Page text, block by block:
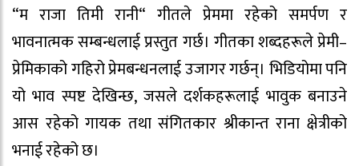
“म राजा तिमी रानी“ गीतले प्रेममा रहेको समर्पण र
भावनात्मक सम्बन्धलाई प्रस्तुत गर्छ। गीतका शब्दहरूले प्रेमी–
प्रेमिकाको गहिरो प्रेमबन्धनलाई उजागर गर्छन्। भिडियोमा पनि
यो भाव स्पष्ट देखिन्छ, जसले दर्शकहरूलाई भावुक बनाउने
आस रहेको गायक तथा संगितकार श्रीकान्त राना क्षेत्रीको
भनाई रहेको छ।